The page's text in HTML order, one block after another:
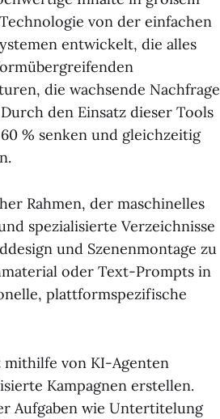
von der einfachen
entwickelt, die alles
die wachsende Nachfrage
den Einsatz dieser Tools
% senken und gleichzeitig
Rahmen, der maschinelles
spezialisierte Verzeichnisse
und Szenenmontage zu
oder Text-Prompts in
plattformspezifische
mithilfe von KI-Agenten
Kampagnen erstellen.
Aufgaben wie Untertitelung